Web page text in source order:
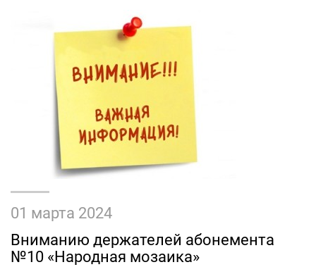
01 марта 2024
Вниманию держателей абонемента
№10 «Народная мозаика»